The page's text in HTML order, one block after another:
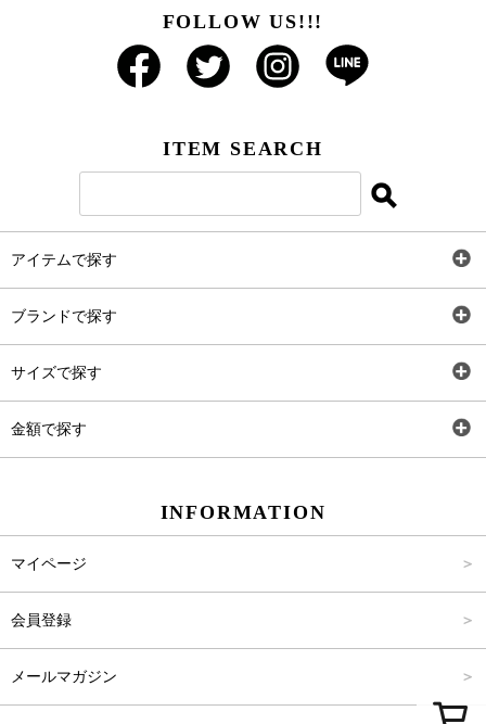
FOLLOW US!!!
ITEM SEARCH
アイテムで探す
ブランドで探す
サイズで探す
金額で探す
INFORMATION
マイページ
会員登録
メールマガジン